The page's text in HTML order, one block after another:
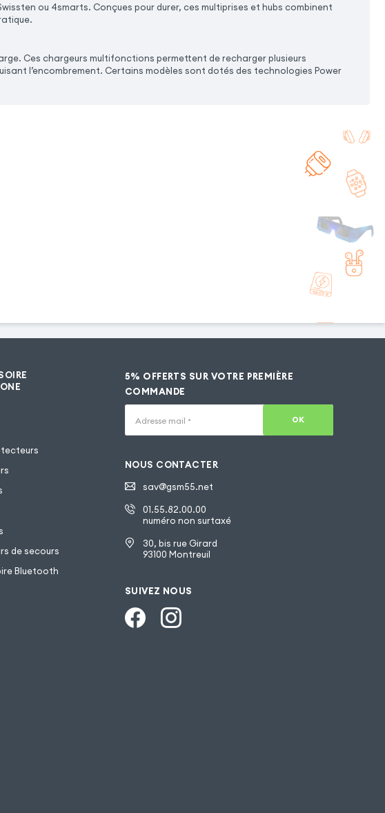
ou 4smarts. Conçues pour durer, ces multiprises et hubs combinent
Ces chargeurs multifonctions permettent de recharger plusieurs
l’encombrement. Certains modèles sont dotés des technologies Power
de secours
Bluetooth
5% OFFERTS SUR VOTRE PREMIÈRE
COMMANDE
Adresse mail * OK
NOUS CONTACTER
sav@gsm55.net
01.55.82.00.00
numéro non surtaxé
30, bis rue Girard
93100 Montreuil
SUIVEZ NOUS